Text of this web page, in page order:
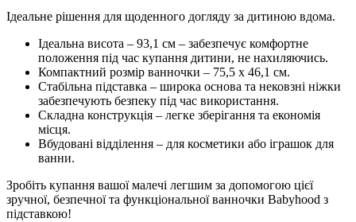
Ідеальне рішення для щоденного догляду за дитиною вдома.
Ідеальна висота – 93,1 см – забезпечує комфортне
положення під час купання дитини, не нахиляючись.
Компактний розмір ванночки – 75,5 x 46,1 см.
Стабільна підставка – широка основа та нековзні ніжки
забезпечують безпеку під час використання.
Складна конструкція – легке зберігання та економія
місця.
Вбудовані відділення – для косметики або іграшок для
ванни.
Зробіть купання вашої малечі легшим за допомогою цієї
зручної, безпечної та функціональної ванночки Babyhood з
підставкою!